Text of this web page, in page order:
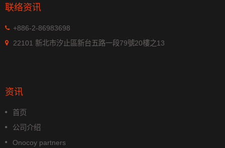
联络资讯
+886-2-86983698
22101 新北市汐止區新台五路一段79號20樓之13
资讯
首页
公司介绍
Onocoy partners